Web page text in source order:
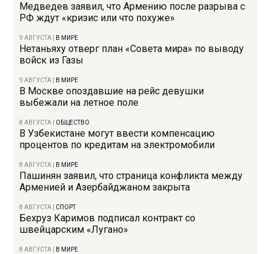
Медведев заявил, что Армению после разрыва с
РФ ждут «кризис или что похуже»
9 АВГУСТА В МИРЕ
Нетаньяху отверг план «Совета мира» по выводу
войск из Газы
9 АВГУСТА В МИРЕ
В Москве опоздавшие на рейс девушки
выбежали на летное поле
8 АВГУСТА ОБЩЕСТВО
В Узбекистане могут ввести компенсацию
процентов по кредитам на электромобили
8 АВГУСТА В МИРЕ
Пашинян заявил, что страница конфликта между
Арменией и Азербайджаном закрыта
8 АВГУСТА СПОРТ
Бехруз Каримов подписал контракт со
швейцарским «Лугано»
8 АВГУСТА В МИРЕ